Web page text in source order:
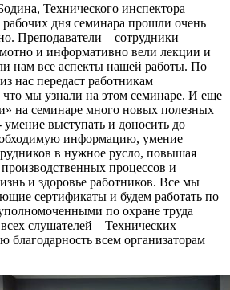
Технического инспектора
дня семинара прошли очень
Преподаватели – сотрудники
и информативно вели лекции и
нам все аспекты нашей работы. По
нас передаст работникам
что мы узнали на этом семинаре. И еще
на семинаре много новых полезных
выступать и доносить до
информацию, умение
в нужное русло, повышая
процессов и
и здоровье работников. Все мы
сертификаты и будем работать по
по охране труда
слушателей – Технических
благодарность всем организаторам